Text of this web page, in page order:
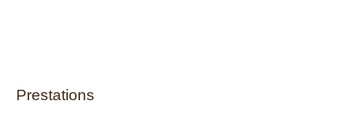
Prestations